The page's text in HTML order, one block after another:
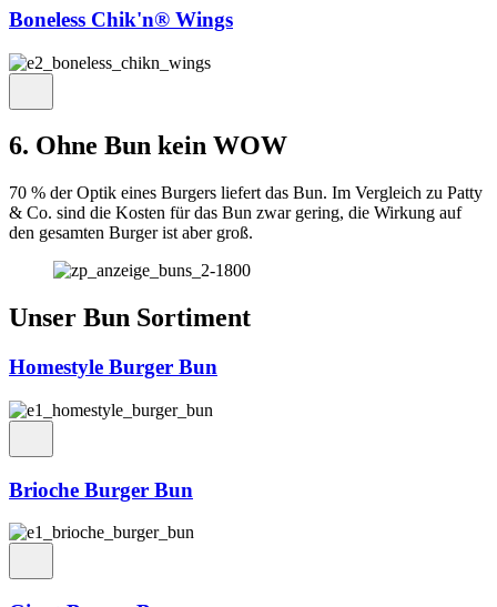
Boneless Chik'n® Wings
6. Ohne Bun kein WOW
70 % der Optik eines Burgers liefert das Bun. Im Vergleich zu Patty
& Co. sind die Kosten für das Bun zwar gering, die Wirkung auf
den gesamten Burger ist aber groß.
Unser Bun Sortiment
Homestyle Burger Bun
Brioche Burger Bun